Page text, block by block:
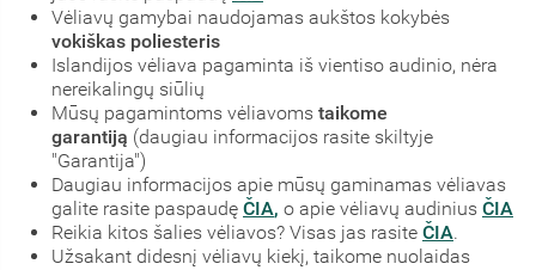
Vėliavų gamybai naudojamas aukštos kokybės
vokiškas poliesteris
Islandijos vėliava pagaminta iš vientiso audinio, nėra
nereikalingų siūlių
Mūsų pagamintoms vėliavoms taikome
garantiją (daugiau informacijos rasite skiltyje
"Garantija")
Daugiau informacijos apie mūsų gaminamas vėliavas
galite rasite paspaudę ČIA, o apie vėliavų audinius ČIA
Reikia kitos šalies vėliavos? Visas jas rasite ČIA.
Užsakant didesnį vėliavų kiekį, taikome nuolaidas